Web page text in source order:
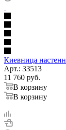
Киевница
Арт.: 33513
11 760 руб.
В корзину
В корзину